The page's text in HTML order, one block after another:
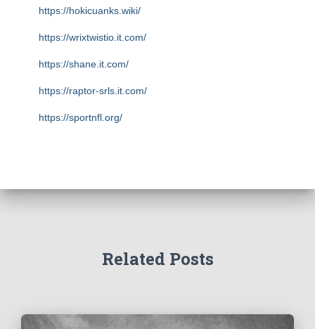
https://hokicuanks.wiki/
https://wrixtwistio.it.com/
https://shane.it.com/
https://raptor-srls.it.com/
https://sportnfl.org/
https://home.pafikecciagel.org/
Related Posts